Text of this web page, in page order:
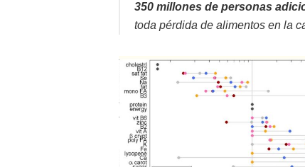
350 millones de personas
toda pérdida de alimentos en la